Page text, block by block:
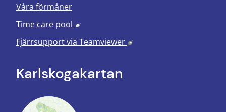
Våra förmåner
Time care pool
Länk till annan webbplats, öppnas i
Fjärrsupport via Teamviewer Länk till annan
Karlskoga­kartan